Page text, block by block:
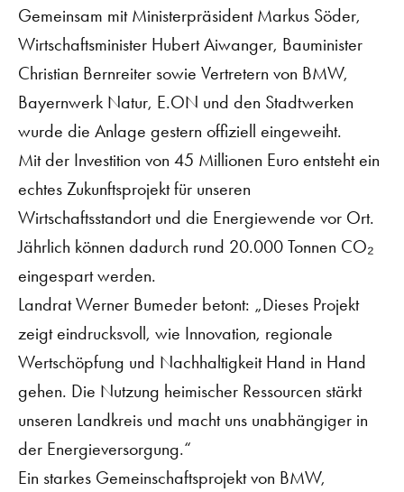
Gemeinsam mit Ministerpräsident Markus Söder,
Wirtschaftsminister Hubert Aiwanger, Bauminister
Christian Bernreiter sowie Vertretern von BMW,
Bayernwerk Natur, E.ON und den Stadtwerken
wurde die Anlage gestern offiziell eingeweiht.
Mit der Investition von 45 Millionen Euro entsteht ein
echtes Zukunftsprojekt für unseren
Wirtschaftsstandort und die Energiewende vor Ort.
Jährlich können dadurch rund 20.000 Tonnen CO₂
eingespart werden.
Landrat Werner Bumeder betont: „Dieses Projekt
zeigt eindrucksvoll, wie Innovation, regionale
Wertschöpfung und Nachhaltigkeit Hand in Hand
gehen. Die Nutzung heimischer Ressourcen stärkt
unseren Landkreis und macht uns unabhängiger in
der Energieversorgung.“
Ein starkes Gemeinschaftsprojekt von BMW,